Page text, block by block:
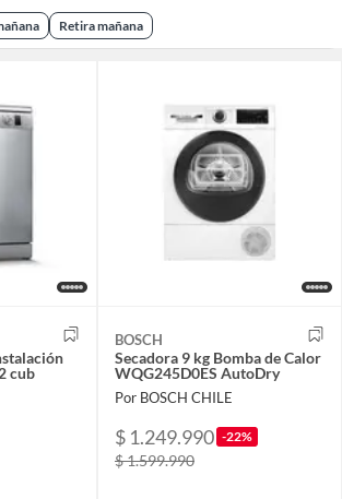
Retira mañana
cub
BOSCH
Secadora 9 kg Bomba de Calor
WQG245D0ES AutoDry
Por BOSCH CHILE
$ 1.249.990 -22%
$ 1.599.990